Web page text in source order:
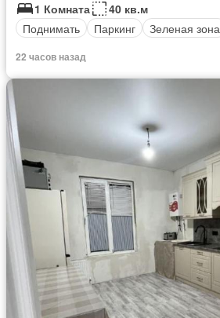
1 Комната
40 кв.м
Поднимать
Паркинг Зеленая зона
22 часов назад